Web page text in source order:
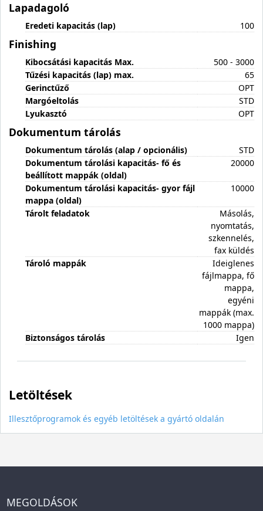
Lapadagoló
Eredeti kapacitás (lap) 100
Finishing
Kibocsátási kapacitás Max.
500 - 3000
Tűzési kapacitás (lap) max.
65
Gerinctűző
OPT
Margóeltolás
STD
Lyukasztó
OPT
Dokumentum tárolás
Dokumentum tárolás (alap / opcionális)
STD
Dokumentum tárolási kapacitás- fő és
beállított mappák (oldal)
20000
Dokumentum tárolási kapacitás- gyor fájl
mappa (oldal)
10000
Tárolt feladatok
Másolás,
nyomtatás,
szkennelés,
fax küldés
Tároló mappák
Ideiglenes
fájlmappa, fő
mappa,
egyéni
mappák (max.
1000 mappa)
Biztonságos tárolás
Igen
Letöltések
Illesztőprogramok és egyéb letöltések a gyártó oldalán
MEGOLDÁSOK